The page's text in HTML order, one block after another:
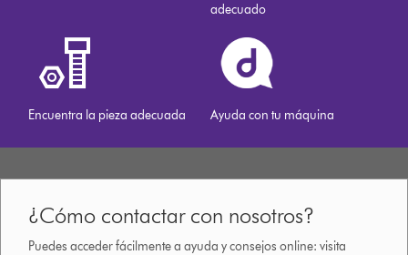
adecuado
Encuentra la pieza adecuada Ayuda con tu máquina
¿Cómo contactar con nosotros?
Puedes acceder fácilmente a ayuda y consejos online: visita